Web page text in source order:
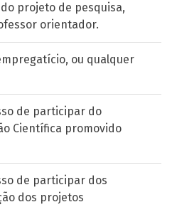
projeto de pesquisa,
orientador.
ou qualquer
de participar do
Científica promovido
de participar dos
dos projetos